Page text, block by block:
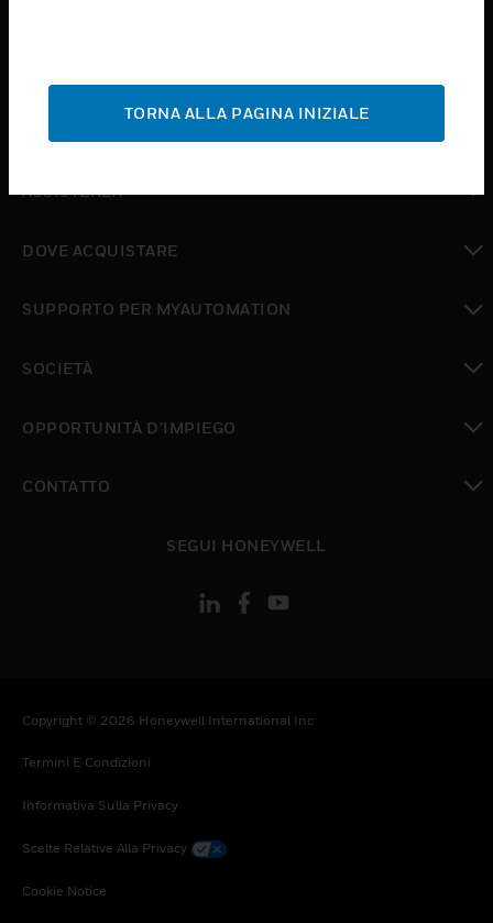
ASSISTENZA
DOVE ACQUISTARE
SUPPORTO PER MYAUTOMATION
SOCIETÀ
OPPORTUNITÀ D’IMPIEGO
CONTATTO
SEGUI HONEYWELL
Copyright © 2026 Honeywell International Inc
Termini E Condizioni
Informativa Sulla Privacy
Scelte Relative Alla Privacy
Cookie Notice
TORNA ALLA PAGINA INIZIALE